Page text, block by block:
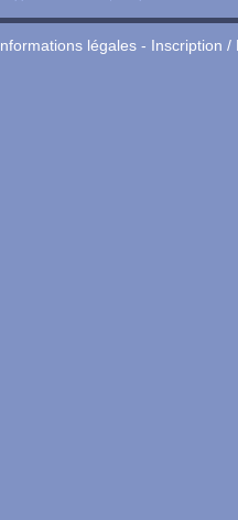
Informations légales- Inscription